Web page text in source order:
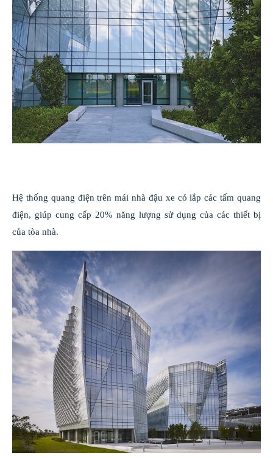
Hệ thống quang điện trên mái nhà đậu xe có lắp các tấm quang
điện, giúp cung cấp 20% năng lượng sử dụng của các thiết bị
của tòa nhà.